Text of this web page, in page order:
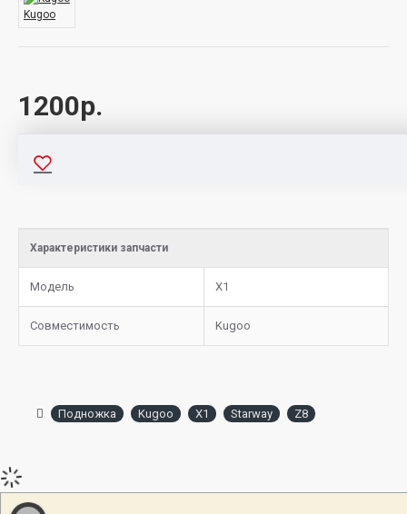
1200р.
Kugoo
Характеристики запчасти
Модель X1
Совместимость Kugoo
Подножка Kugoo X1 Starway Z8